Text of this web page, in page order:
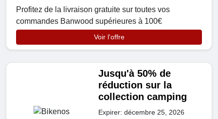
Profitez de la livraison gratuite sur toutes vos
commandes Banwood supérieures à 100€
Voir l'offre
Jusqu'à 50% de
réduction sur la
collection camping
Expirer: décembre 25, 2026